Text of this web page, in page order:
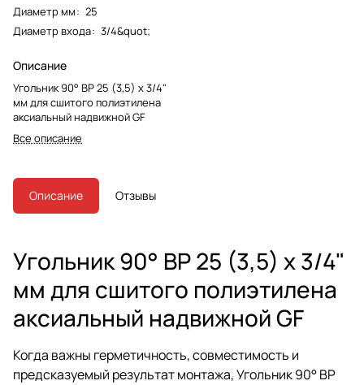
Диаметр мм: 25
Диаметр входа: 3/4&quot;
Описание
Угольник 90° ВР 25 (3,5) х 3/4"
мм для сшитого полиэтилена
аксиальный надвижной GF
Все описание
Описание Отзывы
Угольник 90° ВР 25 (3,5) х 3/4"
мм для сшитого полиэтилена
аксиальный надвижной GF
Когда важны герметичность, совместимость и
предсказуемый результат монтажа, Угольник 90° ВР